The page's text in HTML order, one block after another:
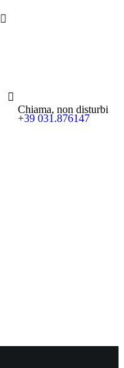
Chiama, non disturbi
+39 031.876147